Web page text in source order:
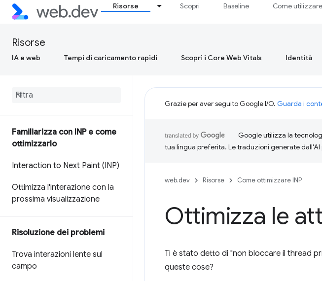
Risorse Scopri Baseline Come
Risorse
IA e web Tempi di caricamento rapidi Scopri i Core Web Vitals Identità
Familiarizza con INP e come
ottimizzarlo
Interaction to Next Paint (INP)
Ottimizza l'interazione con la
prossima visualizzazione
Risoluzione dei problemi
Trova interazioni lente sul
campo
Grazie per aver seguito Google I/O. Guarda i
Google utilizza la
tua lingua preferita. Le traduzioni generate
web.dev Risorse Come ottimizzare INP
Ottimizza le
Ti è stato detto di "non bloccare il thread
queste cose?